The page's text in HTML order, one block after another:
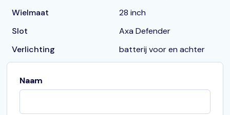
Wielmaat
28 inch
Slot
Axa Defender
Verlichting
batterij voor en achter
Naam